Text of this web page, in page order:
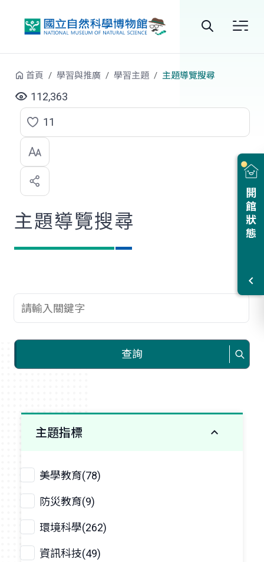
站
尋
開館狀態
首頁 學習與推廣 學習主題 主題導覽搜尋
112,363
點
選
喜
歡
11
主題導覽搜尋
查詢關鍵字
查詢
主題指標
美學教育(78)
防災教育(9)
環境科學(262)
資訊科技(49)